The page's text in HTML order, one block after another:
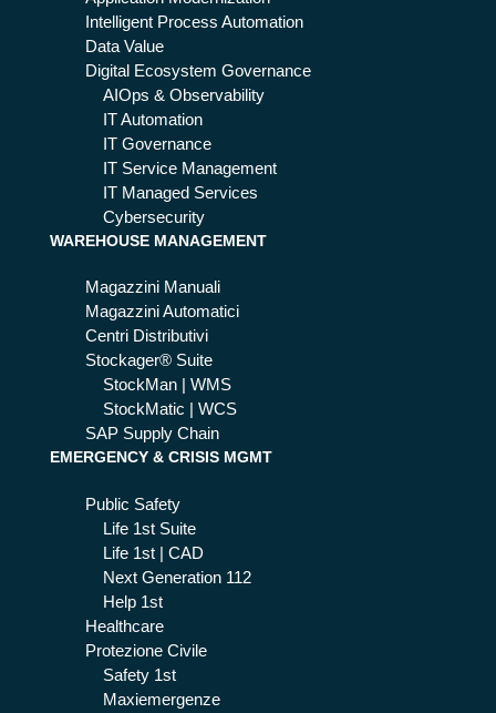
nto
Intelligent Process Automation
Data Value
Digital Ecosystem Governance
AIOps & Observability
IT Automation
IT Governance
IT Service Management
IT Managed Services
Cybersecurity
WAREHOUSE MANAGEMENT
Magazzini Manuali
Magazzini Automatici
Centri Distributivi
Stockager® Suite
StockMan | WMS
StockMatic | WCS
SAP Supply Chain
EMERGENCY & CRISIS MGMT
Public Safety
Life 1st Suite
Life 1st | CAD
Next Generation 112
Help 1st
Healthcare
Protezione Civile
Safety 1st
Maxiemergenze